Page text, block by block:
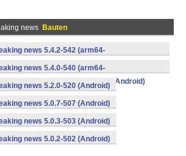
news Bauten
news 5.4.2-542 (arm64-
v7a,mips,mips64,x86,x86_64) (Android)
news 5.4.0-540 (arm64-
v7a,mips,mips64,x86,x86_64) (Android)
news 5.2.0-520 (Android)
news 5.0.7-507 (Android)
news 5.0.3-503 (Android)
news 5.0.2-502 (Android)